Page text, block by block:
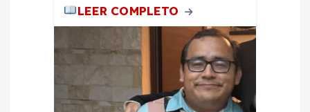
LEER COMPLETO